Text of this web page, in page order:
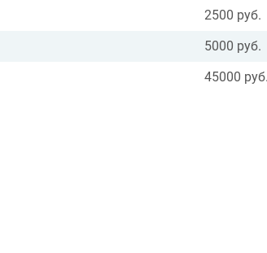
2500 руб.
5000 руб.
45000 руб.